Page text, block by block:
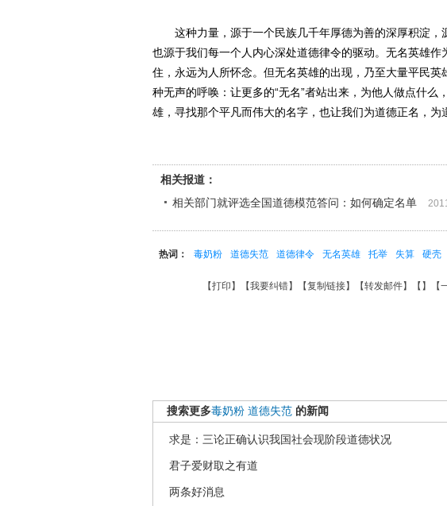
这种力量，源于一个民族几千年厚德为善的深厚积淀，
也源于我们每一个人内心深处道德律令的驱动。无名英雄
住，永远为人所怀念。但无名英雄的出现，乃至大量平民
种无声的呼唤：让更多的“无名”者站出来，为他人做点什么
雄，寻找那个平凡而伟大的名字，也让我们为道德正名，为
相关报道：
相关部门就评选全国道德模范答问：如何确定名单
热词： 毒奶粉 道德失范 道德律令 无名英雄 托举 失算 硬壳
【打印 】【我要纠错】【复制链接】【转发邮件】【 】 【
搜索更多毒奶粉 道德失范 的新闻
求是：三论正确认识我国社会现阶段道德状况
君子爱财取之有道
两条好消息